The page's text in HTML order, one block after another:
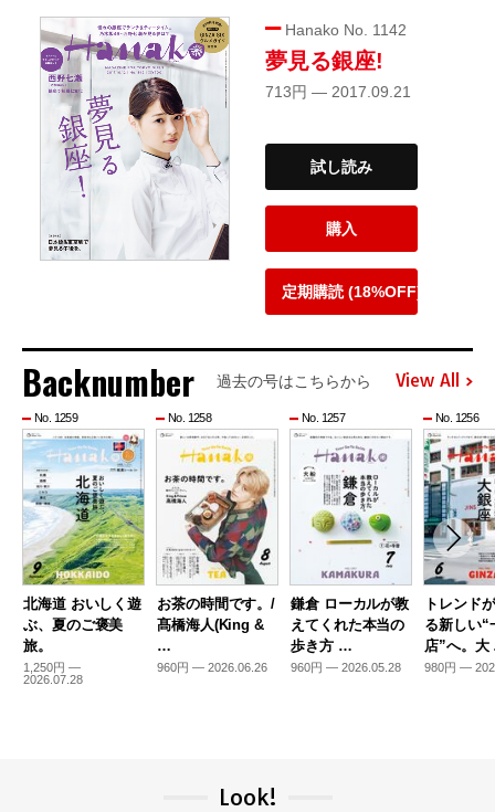
Hanako No. 1142
夢見る銀座!
713円 — 2017.09.21
試し読み
購入
定期購読 (18%OFF)
Backnumber 過去の号はこちらから View All
No. 1259
北海道 おいしく遊
ぶ、夏のご褒美
旅。
1,250円 —
2026.07.28
No. 1258
お茶の時間です。/
髙橋海人(King &
…
960円 — 2026.06.26
No. 1257
鎌倉 ローカルが教
えてくれた本当の
歩き方 …
960円 — 2026.05.28
No. 1256
トレンド
る新しい“
店”へ。
980円 —
Look!